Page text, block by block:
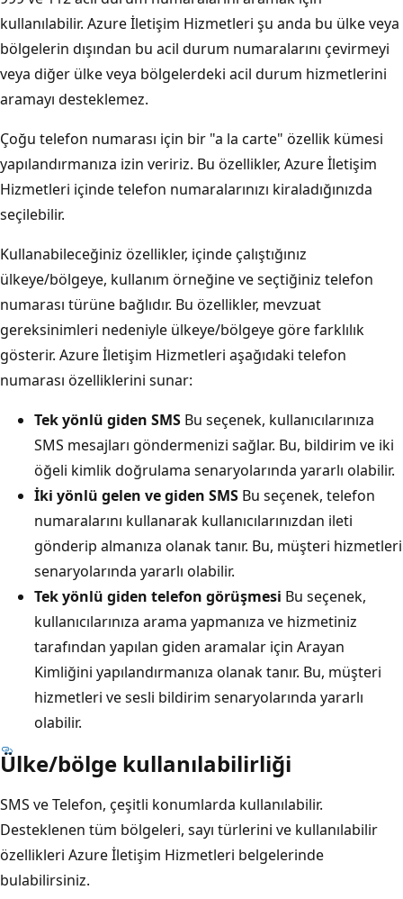
kullanılabilir. Azure İletişim Hizmetleri şu anda bu ülke veya
bölgelerin dışından bu acil durum numaralarını çevirmeyi
veya diğer ülke veya bölgelerdeki acil durum hizmetlerini
aramayı desteklemez.
Çoğu telefon numarası için bir "a la carte" özellik kümesi
yapılandırmanıza izin veririz. Bu özellikler, Azure İletişim
Hizmetleri içinde telefon numaralarınızı kiraladığınızda
seçilebilir.
Kullanabileceğiniz özellikler, içinde çalıştığınız
ülkeye/bölgeye, kullanım örneğine ve seçtiğiniz telefon
numarası türüne bağlıdır. Bu özellikler, mevzuat
gereksinimleri nedeniyle ülkeye/bölgeye göre farklılık
gösterir. Azure İletişim Hizmetleri aşağıdaki telefon
numarası özelliklerini sunar:
Tek yönlü giden SMS Bu seçenek, kullanıcılarınıza
SMS mesajları göndermenizi sağlar. Bu, bildirim ve iki
öğeli kimlik doğrulama senaryolarında yararlı olabilir.
İki yönlü gelen ve giden SMS Bu seçenek, telefon
numaralarını kullanarak kullanıcılarınızdan ileti
gönderip almanıza olanak tanır. Bu, müşteri hizmetleri
senaryolarında yararlı olabilir.
Tek yönlü giden telefon görüşmesi Bu seçenek,
kullanıcılarınıza arama yapmanıza ve hizmetiniz
tarafından yapılan giden aramalar için Arayan
Kimliğini yapılandırmanıza olanak tanır. Bu, müşteri
hizmetleri ve sesli bildirim senaryolarında yararlı
olabilir.
Ülke/bölge kullanılabilirliği
SMS ve Telefon, çeşitli konumlarda kullanılabilir.
Desteklenen tüm bölgeleri, sayı türlerini ve kullanılabilir
özellikleri Azure İletişim Hizmetleri belgelerinde
bulabilirsiniz.